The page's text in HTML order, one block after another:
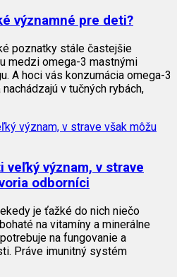
významné pre deti?
poznatky stále častejšie
medzi omega-3 mastnými
A hoci vás konzumácia omega-3
v tučných rybách,
význam, v strave
odborníci
je ťažké do nich niečo
na vitamíny a minerálne
na fungovanie a
Práve imunitný systém